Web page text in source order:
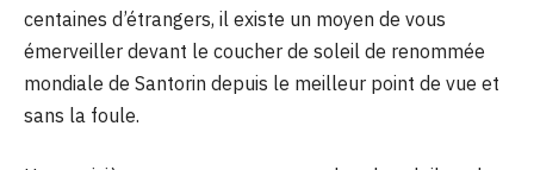
centaines d’étrangers, il existe un moyen de vous
émerveiller devant le coucher de soleil de renommée
mondiale de Santorin depuis le meilleur point de vue et
sans la foule.